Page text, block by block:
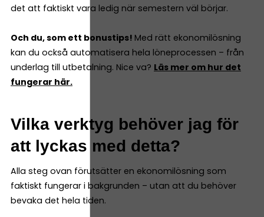
det att faktiskt vara ledig när semestern väl börjar.
Och du, som ett bonustips! Med rätt ekonomilösning
kan du också automatisera hela löneprocessen – från
underlag till utbetalning. Nice va? Läs mer om hur det
fungerar här.
Vilka verktyg behöver jag för
att lyckas med detta?
Alla steg ovan förutsätter en ekonomilösning som
faktiskt fungerar i bakgrunden – utan att du behöver
bevaka det hela tiden.